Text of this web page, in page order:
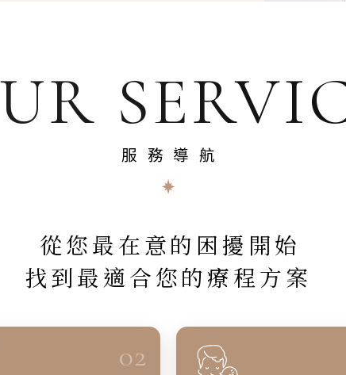
服務導航
從您最在意的困擾開始
找到最適合您的療程方案
02